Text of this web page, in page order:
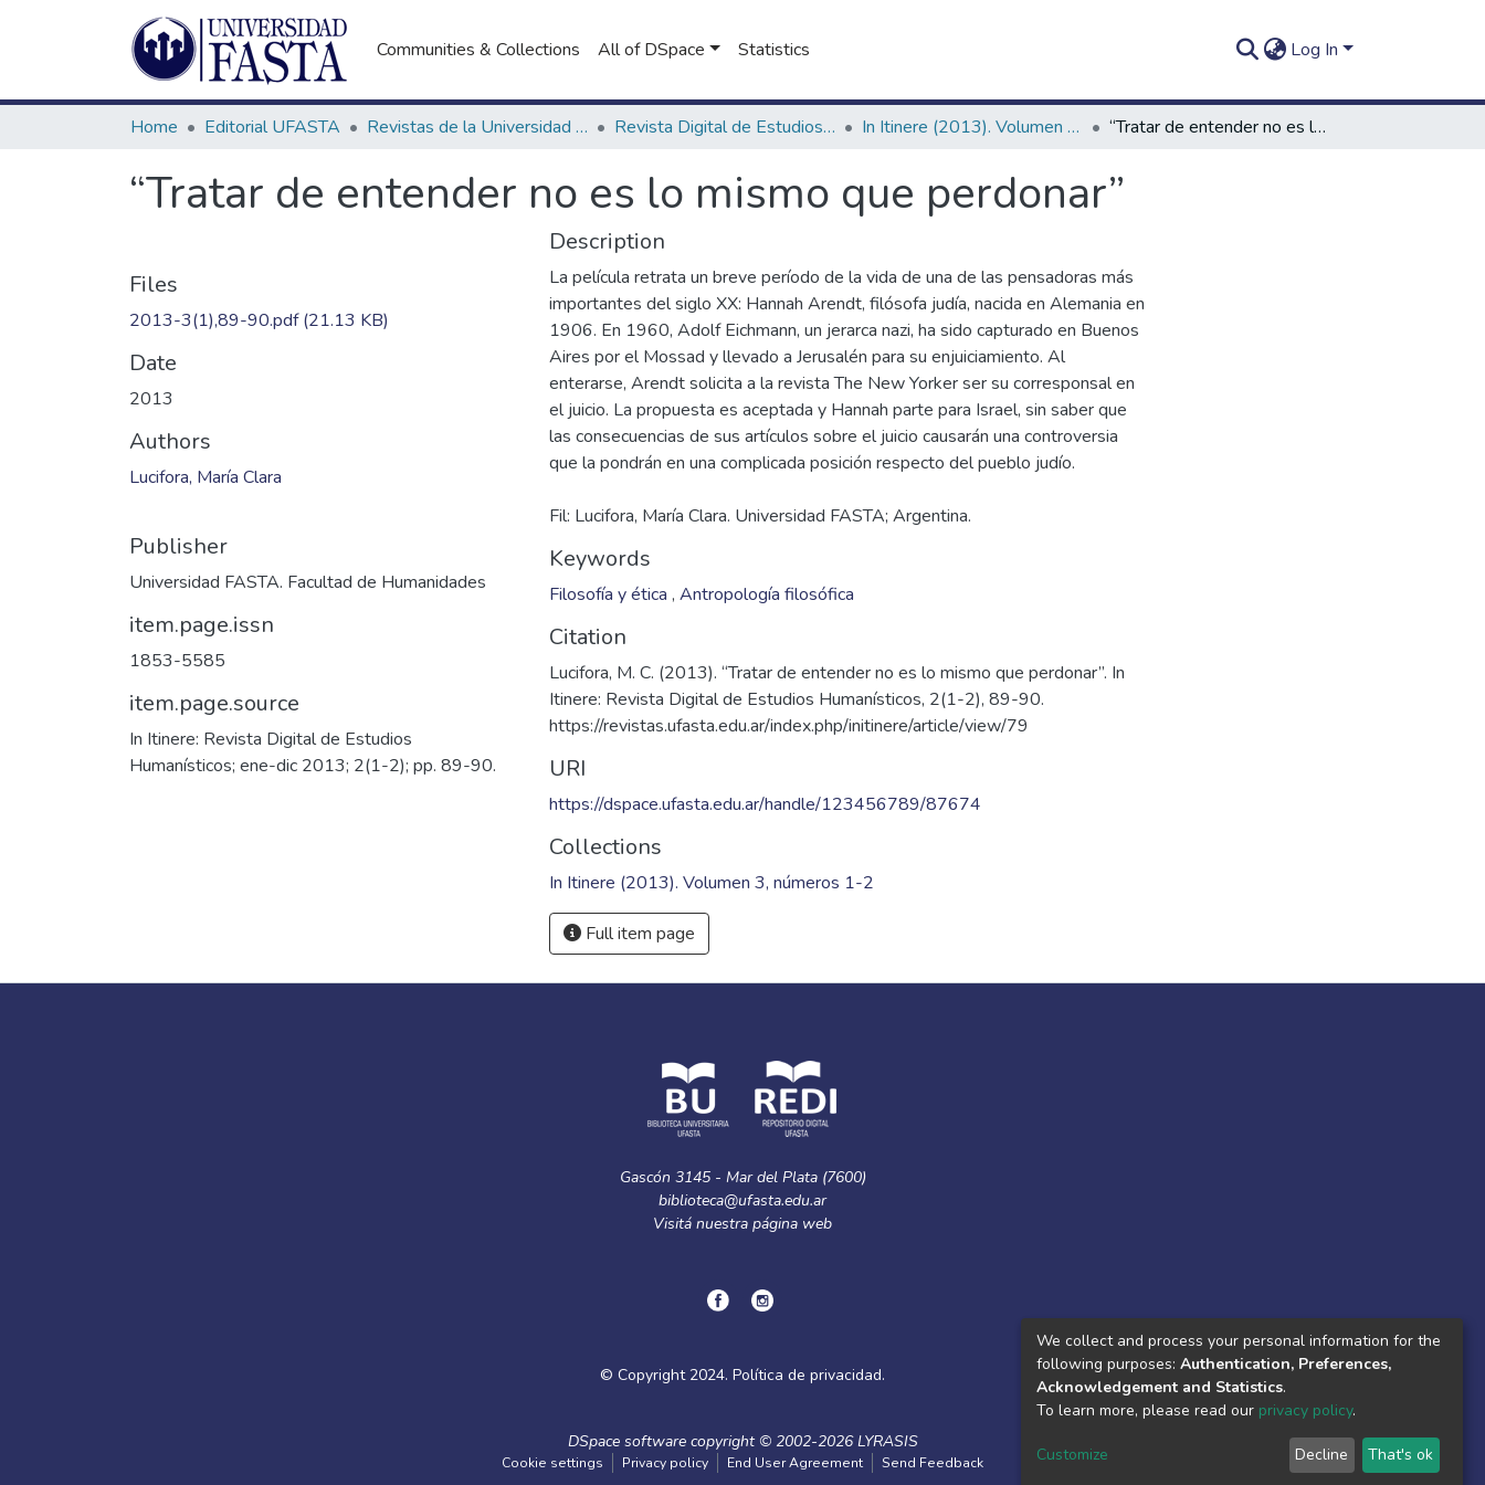
Communities & Collections All of DSpace Statistics Log In
Home Editorial UFASTA Revistas de la Universidad FASTA Revista Digital de Estudios Humanísticos In Itinere In Itinere (2013). Volumen 3, números 1-2 “Tratar de entender no es lo mismo que perdonar”
“Tratar de entender no es lo mismo que perdonar”
Files
2013-3(1),89-90.pdf(21.13 KB)
Date
2013
Authors
Lucifora, María Clara
Publisher
Universidad FASTA. Facultad de Humanidades
item.page.issn
1853-5585
item.page.source
In Itinere: Revista Digital de Estudios
Humanísticos; ene-dic 2013; 2(1-2); pp. 89-90.
Description
La película retrata un breve período de la vida de una de las pensadoras más
importantes del siglo XX: Hannah Arendt, filósofa judía, nacida en Alemania en
1906. En 1960, Adolf Eichmann, un jerarca nazi, ha sido capturado en Buenos
Aires por el Mossad y llevado a Jerusalén para su enjuiciamiento. Al
enterarse, Arendt solicita a la revista The New Yorker ser su corresponsal en
el juicio. La propuesta es aceptada y Hannah parte para Israel, sin saber que
las consecuencias de sus artículos sobre el juicio causarán una controversia
Fil: Lucifora, María Clara. Universidad FASTA; Argentina.
Keywords
Filosofía y ética , Antropología filosófica
Citation
Lucifora, M. C. (2013). “Tratar de entender no es lo mismo que perdonar”. In
Itinere: Revista Digital de Estudios Humanísticos, 2(1-2), 89-90.
https://revistas.ufasta.edu.ar/index.php/initinere/article/view/79
URI
https://dspace.ufasta.edu.ar/handle/123456789/87674
Collections
In Itinere (2013). Volumen 3, números 1-2
Full item page
Gascón 3145 - Mar del Plata (7600)
biblioteca@ufasta.edu.ar
Visitá nuestra página web
© Copyright 2024. Política de privacidad.
DSpace softwarecopyright © 2002-2026LYRASIS
Cookie settings Privacy policy End User Agreement Send Feedback
We collect and process your personal information for the
following purposes: Authentication, Preferences,
Acknowledgement and Statistics.
To learn more, please read our privacy policy.
Customize Decline That's ok